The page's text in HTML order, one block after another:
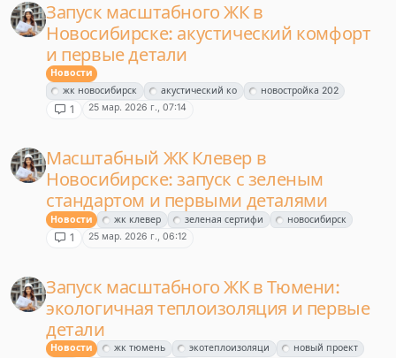
Запуск масштабного ЖК в
Новосибирске: акустический комфорт
и первые детали
Новости
жк новосибирск
акустический ко новостройка 202
1 25 мар. 2026 г., 07:14
Масштабный ЖК Клевер в
Новосибирске: запуск с зеленым
стандартом и первыми деталями
Новости жк клевер зеленая сертифи новосибирск
1 25 мар. 2026 г., 06:12
Запуск масштабного ЖК в Тюмени:
экологичная теплоизоляция и первые
детали
Новости жк тюмень экотеплоизоляци новый проект